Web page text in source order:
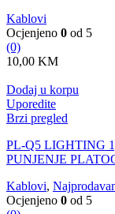
Kablovi
Ocjenjeno 0 od 5
(0)
10,00 KM
Dodaj u korpu
Uporedite
Brzi pregled
PL-Q5 LIGHTING
PUNJENJE
Kablovi,
Ocjenjeno 0 od 5